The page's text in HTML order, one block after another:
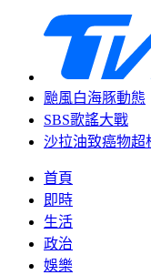
颱風白海豚動態
SBS歌謠大戰
沙拉油致癌物超
首頁
即時
生活
政治
娛樂